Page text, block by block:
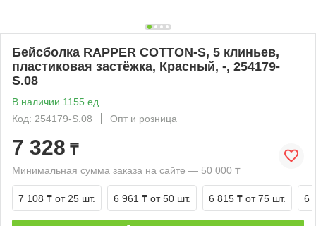
Бейсболка RAPPER COTTON-S, 5 клиньев,
пластиковая застёжка, Красный, -, 254179-
S.08
В наличии 1155 ед.
Код: 254179-S.08
Опт и розница
7 328 ₸
Минимальная сумма заказа на сайте — 50 000 ₸
7 108 ₸ от 25 шт. 6 961 ₸ от 50 шт. 6 815 ₸ от 75 шт. 6